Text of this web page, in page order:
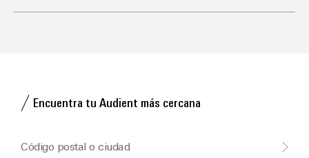
Encuentra tu Audient más cercana
Código postal o ciudad